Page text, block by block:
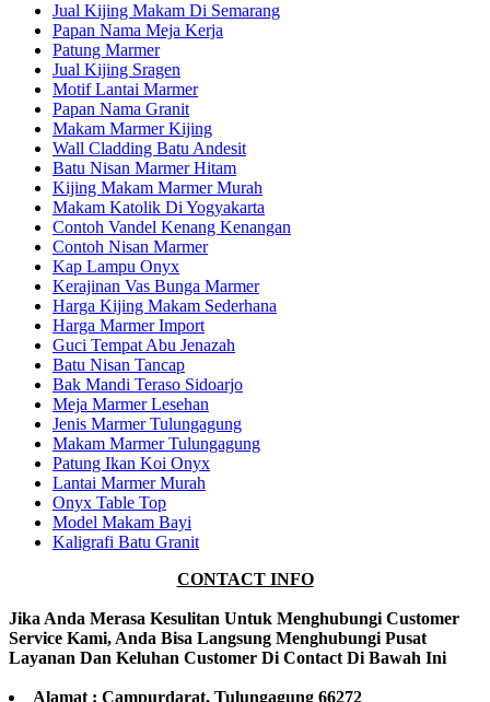
Jual Kijing Makam Di Semarang
Papan Nama Meja Kerja
Patung Marmer
Jual Kijing Sragen
Motif Lantai Marmer
Papan Nama Granit
Makam Marmer Kijing
Wall Cladding Batu Andesit
Batu Nisan Marmer Hitam
Kijing Makam Marmer Murah
Makam Katolik Di Yogyakarta
Contoh Vandel Kenang Kenangan
Contoh Nisan Marmer
Kap Lampu Onyx
Kerajinan Vas Bunga Marmer
Harga Kijing Makam Sederhana
Harga Marmer Import
Guci Tempat Abu Jenazah
Batu Nisan Tancap
Bak Mandi Teraso Sidoarjo
Meja Marmer Lesehan
Jenis Marmer Tulungagung
Makam Marmer Tulungagung
Patung Ikan Koi Onyx
Lantai Marmer Murah
Onyx Table Top
Model Makam Bayi
Kaligrafi Batu Granit
CONTACT INFO
Jika Anda Merasa Kesulitan Untuk Menghubungi Customer
Service Kami, Anda Bisa Langsung Menghubungi Pusat
Layanan Dan Keluhan Customer Di Contact Di Bawah Ini
Alamat : Campurdarat, Tulungagung 66272